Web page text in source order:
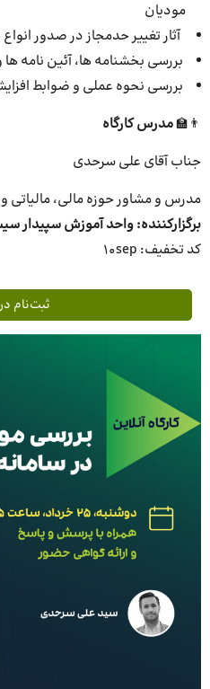
مودیان
آثار تغییر حدمجاز در صدور
بررسی بخشنامه ها، آئین نامه
بررسی نحوه عملی و ضوابط
👨‍🏫مدرس کارگاه
جناب آقای علی سرحدی
مدرس و مشاور حوزه مالی، مالیاتی
برگزار‌کننده: واحد آموزش سپیدار
کد تخفیف: 10sep
ثبت‌نام در